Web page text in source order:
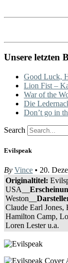
Unsere letzten
Good Luck,
Lion Fist –
War of the
Die
Don’t go in
Search
Evilspeak
By Vince • 20.
Originaltitel:
USA__
Weston__
Claude Earl
Hamilton Camp,
Loren Lester u.a.